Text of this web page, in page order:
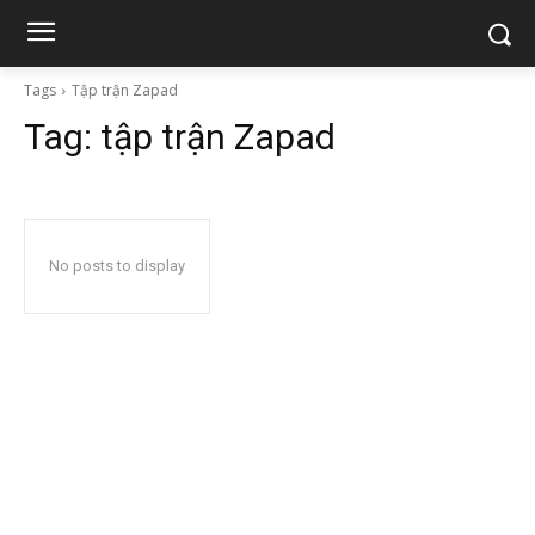
Tags Tập trận Zapad
Tag: tập trận Zapad
No posts to display